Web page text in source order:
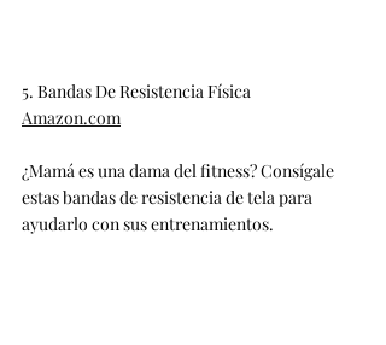
5. Bandas De Resistencia Física
Amazon.com
¿Mamá es una dama del fitness? Consígale
estas bandas de resistencia de tela para
ayudarlo con sus entrenamientos.